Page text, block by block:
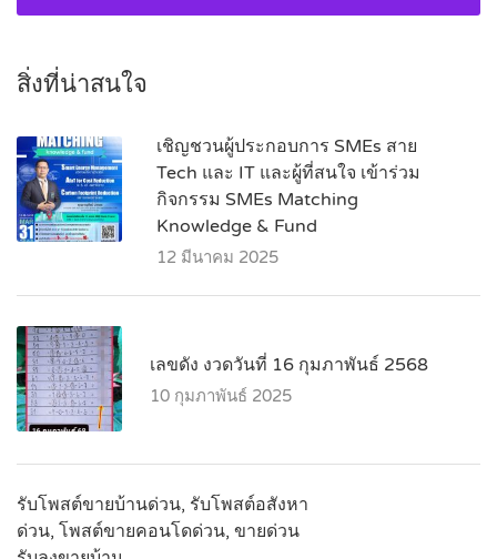
สิ่งที่น่าสนใจ
เชิญชวนผู้ประกอบการ SMEs สาย
Tech และ IT และผู้ที่สนใจ เข้าร่วม
กิจกรรม SMEs Matching
Knowledge & Fund
12 มีนาคม 2025
เลขดัง งวดวันที่ 16 กุมภาพันธ์ 2568
10 กุมภาพันธ์ 2025
รับโพสต์ขายบ้านด่วน, รับโพสต์อสังหา
ด่วน, โพสต์ขายคอนโดด่วน, ขายด่วน